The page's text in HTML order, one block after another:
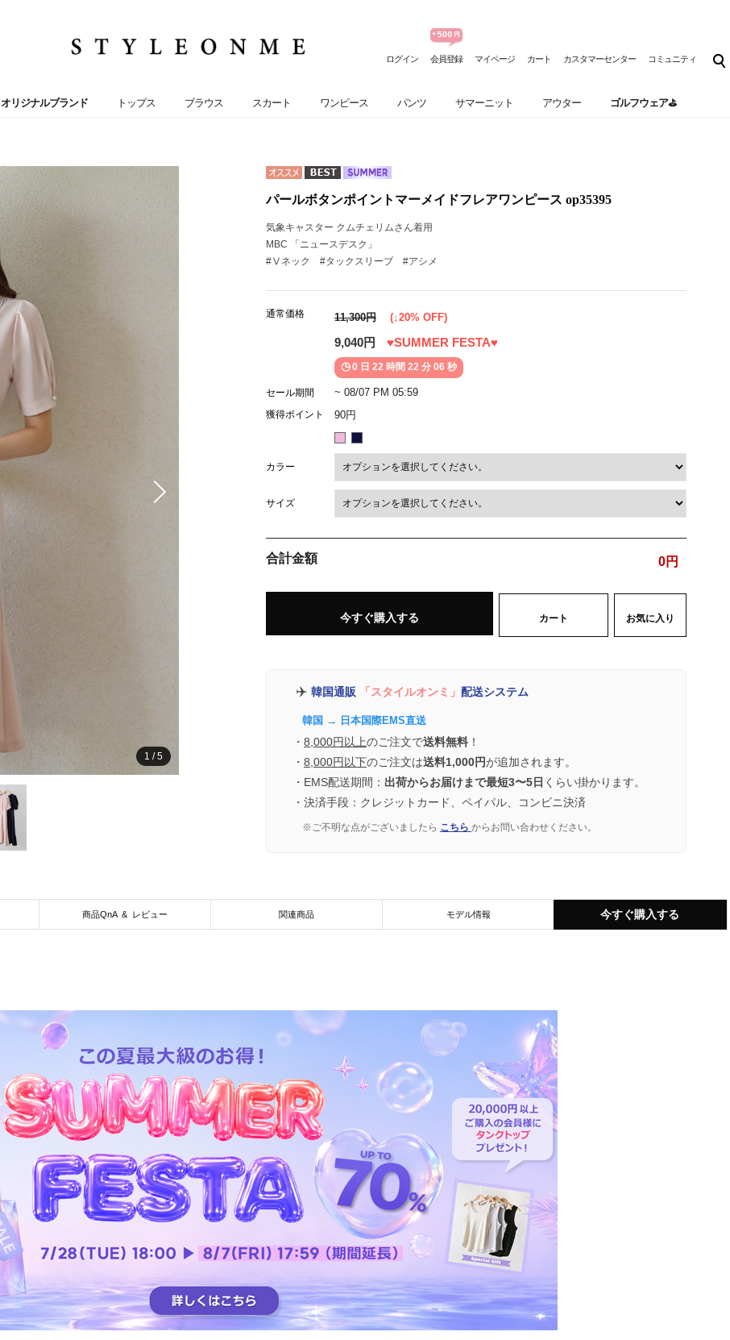
ログイン 会員登録 マイページ カート カスタマーセンター コミュニティ
オリジナルブランド トップス ブラウス スカート ワンピース パンツ サマーニット アウター ゴルフウェア⛳
1 /5
パールボタンポイントマーメイドフレアワンピース op35395
気象キャスター クムチェリムさん着用
MBC 「ニュースデスク」
#Ⅴネック #タックスリーブ #アシメ
通常価格 11,300円 (↓20% OFF)
9,040円 ♥SUMMER FESTA♥
0 日 22 時間 22 分 04 秒
セール期間 ~ 08/07 PM 05:59
獲得ポイント 90円
カラー
サイズ
合計金額 0円
今すぐ購入する カート お気に入り
✈️ 韓国通販 「スタイルオンミ」 配送システム
韓国 → 日本国際EMS直送
・ 8,000円以上のご注文で送料無料 ！
・ 8,000円以下のご注文は送料1,000円が追加されます。
・EMS配送期間： 出荷からお届けまで最短3〜5日 くらい掛かります。
・決済手段：クレジットカード、ペイパル、コンビニ決済
※ご不明な点がございましたら こちら からお問い合わせください。
商品QnA & レビュー 関連商品 モデル情報 今すぐ購入する